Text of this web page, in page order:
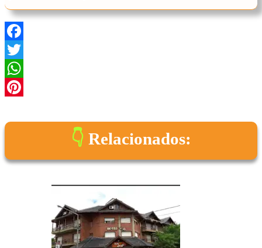
Facebook
Twitter
WhatsApp
Relacionados: